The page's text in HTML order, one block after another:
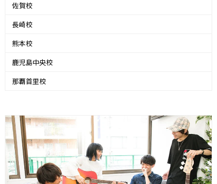
佐賀校
長崎校
熊本校
鹿児島中央校
那覇首里校